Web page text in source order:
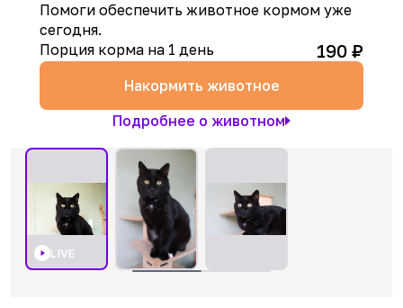
Помоги обеспечить животное кормом уже
сегодня.
Порция корма на 1 день
190 ₽
Накормить животное
Подробнее о животном
LIVE